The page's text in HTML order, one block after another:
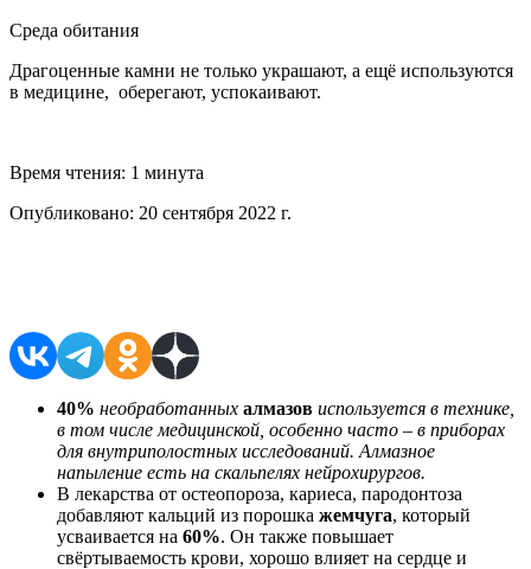
Среда обитания
Драгоценные камни не только украшают, а ещё используются
в медицине, оберегают, успокаивают.
Время чтения: 1 минута
Опубликовано: 20 сентября 2022 г.
40% необработанных алмазов используется в технике,
в том числе медицинской, особенно часто – в приборах
для внутриполостных исследований. Алмазное
напыление есть на скальпелях нейрохирургов.
В лекарства от остеопороза, кариеса, пародонтоза
добавляют кальций из порошка жемчуга, который
усваи­вается на 60%. Он также повышает
свёртываемость крови, хорошо влияет на сердце и